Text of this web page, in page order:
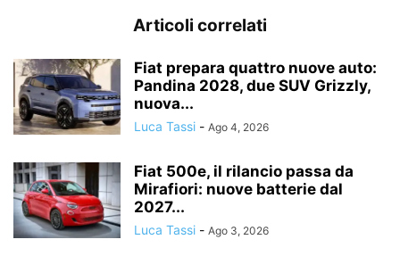
Articoli correlati
Fiat prepara quattro nuove auto:
Pandina 2028, due SUV Grizzly,
nuova...
Luca Tassi - Ago 4, 2026
Fiat 500e, il rilancio passa da
Mirafiori: nuove batterie dal
2027...
Luca Tassi - Ago 3, 2026